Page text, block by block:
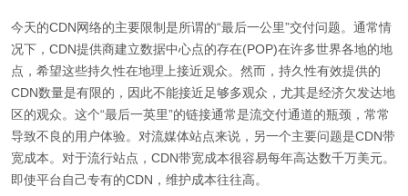
今天的CDN网络的主要限制是所谓的“最后一公里”交付问题。通常情
况下，CDN提供商建立数据中心点的存在(POP)在许多世界各地的地
点，希望这些持久性在地理上接近观众。然而，持久性有效提供的
CDN数量是有限的，因此不能接近足够多观众，尤其是经济欠发达地
区的观众。这个“最后一英里”的链接通常是流交付通道的瓶颈，常常
导致不良的用户体验。对流媒体站点来说，另一个主要问题是CDN带
宽成本。对于流行站点，CDN带宽成本很容易每年高达数千万美元。
即使平台自己专有的CDN，维护成本往往高。